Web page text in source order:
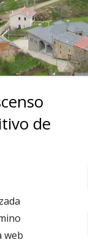
DE ALZADA –
DE ALZADA –
de
web